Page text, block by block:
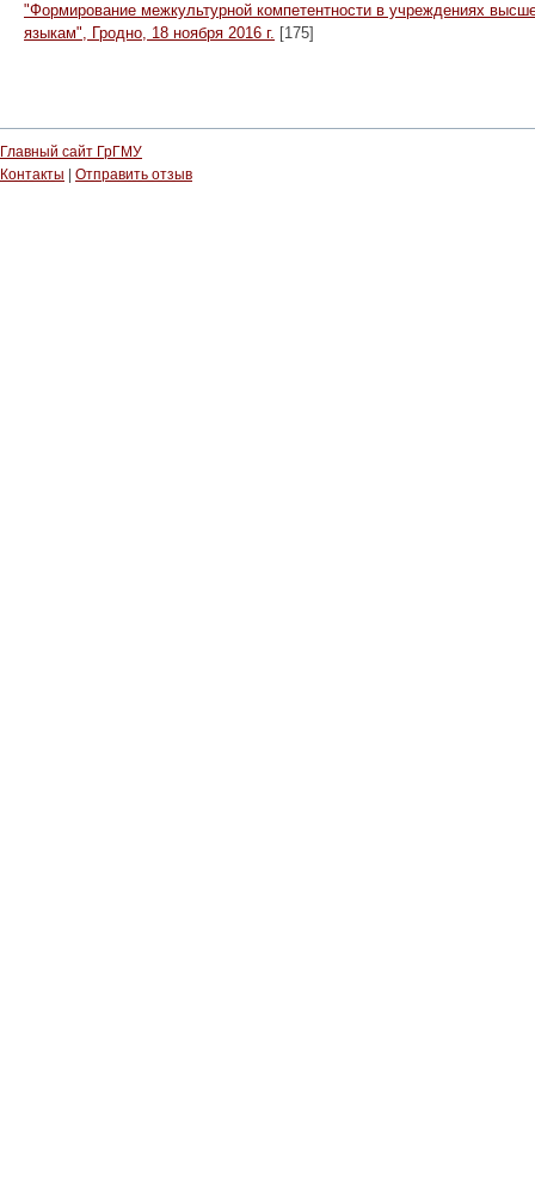
"Формирование межкультурной компетентности в учреждениях
языкам", Гродно, 18 ноября 2016 г. [175]
Главный сайт ГрГМУ
Контакты
Отправить отзыв